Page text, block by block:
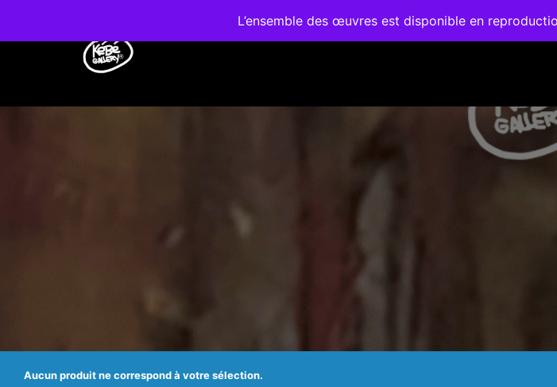
L’ensemble des œuvres est disponible en
Aucun produit ne correspond à votre sélection.